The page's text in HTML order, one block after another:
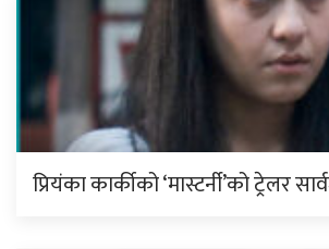
प्रियंका कार्कीको ‘मास्टर्नी’को ट्रेलर